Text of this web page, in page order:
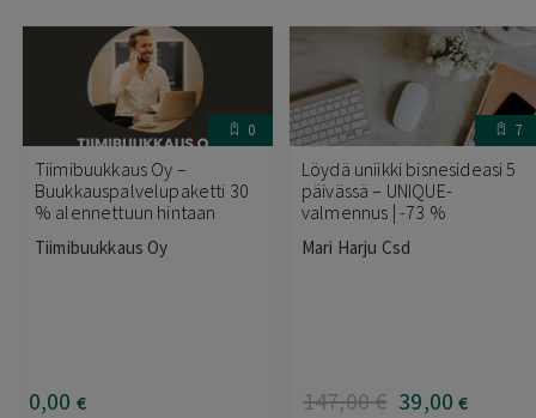
0
Tiimibuukkaus Oy –
Buukkauspalvelupaketti 30
% alennettuun hintaan
Tiimibuukkaus Oy
0,00 €
7
Löydä uniikki bisnesideasi 5
päivässä – UNIQUE-
valmennus | -73 %
Mari Harju Csd
147,00€ 39,00 €